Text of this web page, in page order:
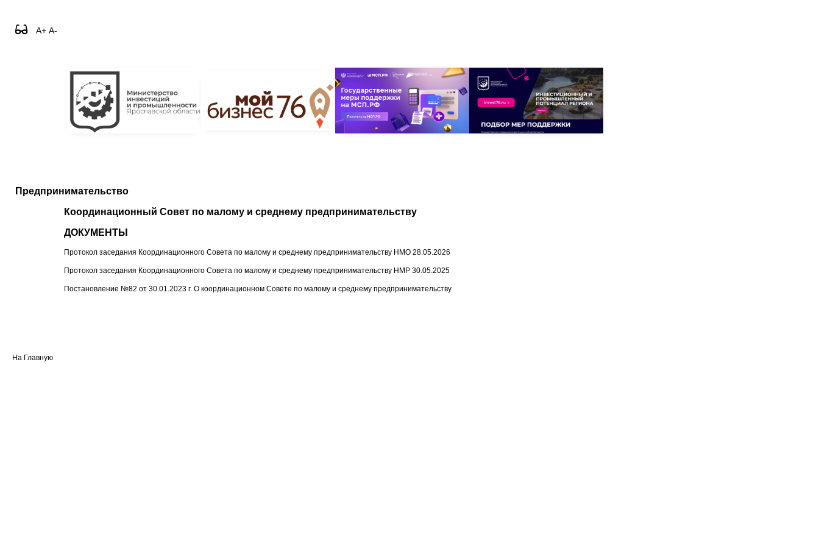
A+ A-
Предпринимательство
Координационный Совет по малому и среднему предпринимательству
ДОКУМЕНТЫ
Протокол заседания Координационного Совета по малому и среднему предпринимательству НМО 28.05.2026
Протокол заседания Координационного Совета по малому и среднему предпринимательству НМР 30.05.2025
Постановление №82 от 30.01.2023 г. О координационном Совете по малому и среднему предпринимательству
На Главную